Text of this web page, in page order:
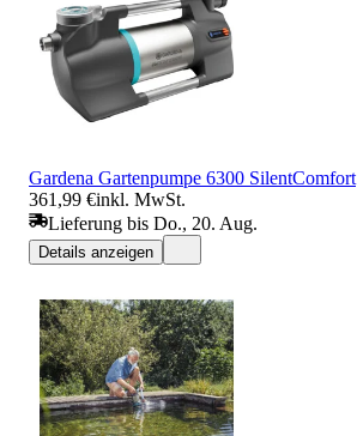
Gardena Gartenpumpe 6300 SilentComfort
361,99 €inkl. MwSt.
Lieferung bis Do., 20. Aug.
Details anzeigen